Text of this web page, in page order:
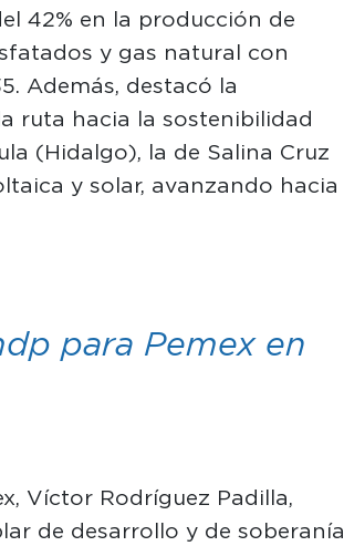
42% en la producción de
y gas natural con
Además, destacó la
ruta hacia la sostenibilidad
(Hidalgo), la de Salina Cruz
y solar, avanzando hacia
para Pemex en
Víctor Rodríguez Padilla,
de desarrollo y de soberanía